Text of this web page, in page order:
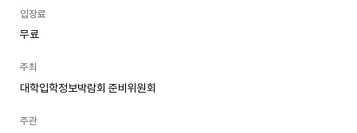
입장료
무료
주최
대학입학정보박람회 준비위원회
주관